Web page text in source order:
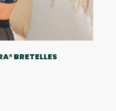
BRETELLES